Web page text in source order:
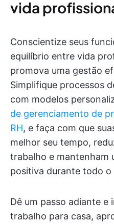
vida
Conscientize seus
equilíbrio entre vida
promova uma gestão
Simplifique processos
com modelos
de gerenciamento de
RH, e faça com que
melhor seu tempo,
trabalho e mantenham
positiva durante todo o
Dê um passo adiante
trabalho para casa,